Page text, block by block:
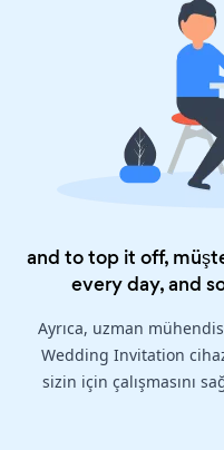
and to top it off,
every day, and
Ayrıca, uzman
Wedding Invitation
sizin için çalışmasını